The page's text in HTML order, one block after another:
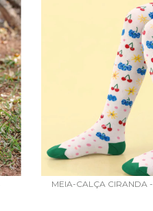
MEIA-CALÇA CIRANDA